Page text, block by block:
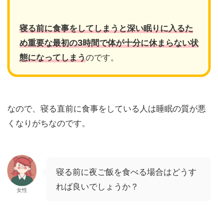
寝る前に食事をしてしまうと深い眠りに入るた
め重要な最初の3時間で体が十分に休まらない状
態になってしまうのです。
なので、寝る直前に食事をしている人は睡眠の質が悪
くなりがちなのです。
女性
寝る前に夜ご飯を食べる場合はどうす
れば良いでしょうか？